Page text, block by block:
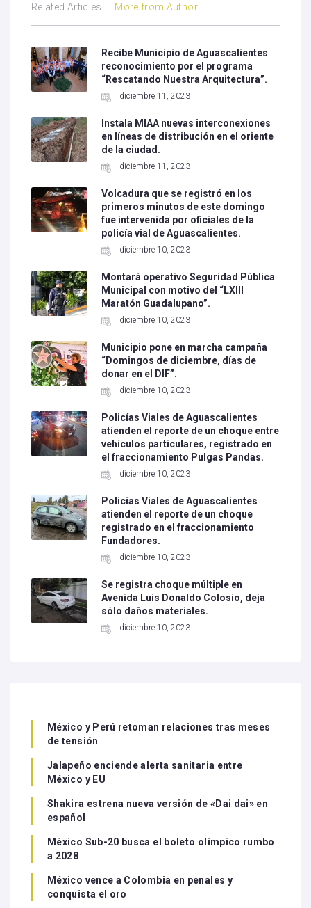
Related Articles More from Author
Recibe Municipio de Aguascalientes
reconocimiento por el programa
“Rescatando Nuestra Arquitectura”.
diciembre 11, 2023
Instala MIAA nuevas interconexiones
en líneas de distribución en el oriente
de la ciudad.
diciembre 11, 2023
Volcadura que se registró en los
primeros minutos de este domingo
fue intervenida por oficiales de la
policía vial de Aguascalientes.
diciembre 10, 2023
Montará operativo Seguridad Pública
Municipal con motivo del “LXIII
Maratón Guadalupano”.
diciembre 10, 2023
Municipio pone en marcha campaña
“Domingos de diciembre, días de
donar en el DIF”.
diciembre 10, 2023
Policías Viales de Aguascalientes
atienden el reporte de un choque entre
vehículos particulares, registrado en
el fraccionamiento Pulgas Pandas.
diciembre 10, 2023
Policías Viales de Aguascalientes
atienden el reporte de un choque
registrado en el fraccionamiento
Fundadores.
diciembre 10, 2023
Se registra choque múltiple en
Avenida Luis Donaldo Colosio, deja
sólo daños materiales.
diciembre 10, 2023
México y Perú retoman relaciones tras meses
de tensión
Jalapeño enciende alerta sanitaria entre
México y EU
Shakira estrena nueva versión de «Dai dai» en
español
México Sub-20 busca el boleto olímpico rumbo
a 2028
México vence a Colombia en penales y
conquista el oro